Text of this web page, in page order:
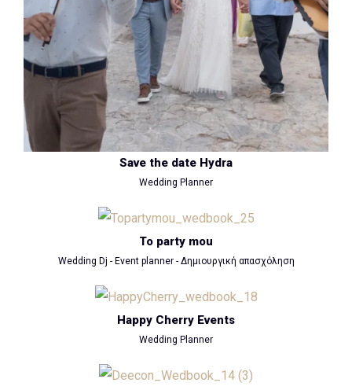
Save the date Hydra
Wedding Planner
To party mou
Wedding Dj - Event planner - Δημιουργική απασχόληση
Happy Cherry Events
Wedding Planner